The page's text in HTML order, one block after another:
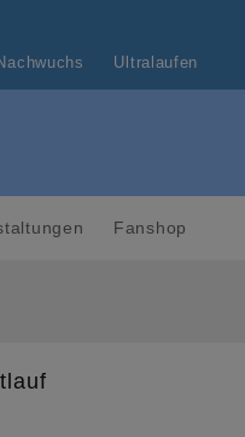
Ultralaufen
Fanshop